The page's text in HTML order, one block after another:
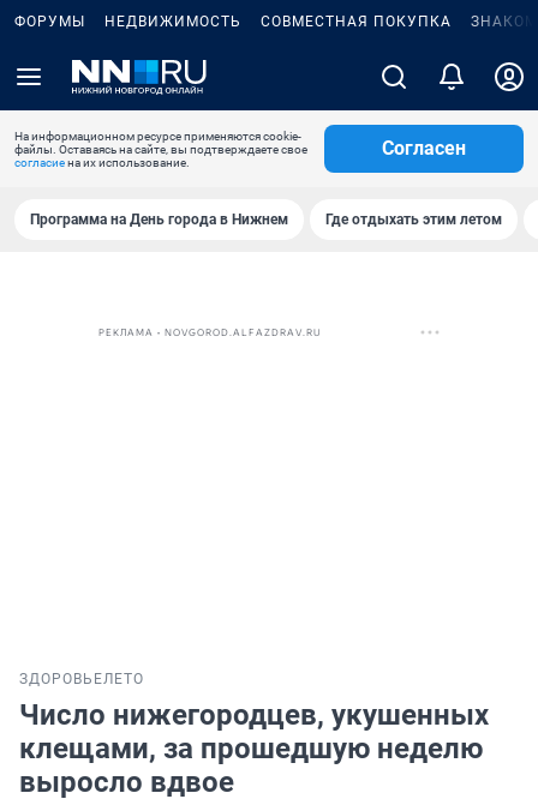
ФОРУМЫ НЕДВИЖИМОСТЬ СОВМЕСТНАЯ ПОКУПКА
На информационном ресурсе применяются cookie-
файлы. Оставаясь на сайте, вы подтверждаете свое
согласиена их использование.
Согласен
Программа на День города в Нижнем Где отдыхать этим летом
РЕКЛАМА • NOVGOROD.ALFAZDRAV.RU
ЗДОРОВЬЕЛЕТО
Число нижегородцев, укушенных
клещами, за прошедшую неделю
выросло вдвое